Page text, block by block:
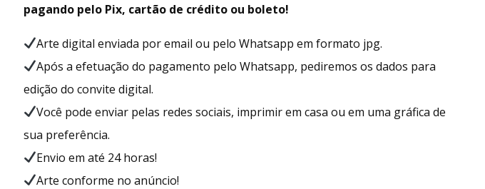
pagando pelo Pix, cartão de crédito ou boleto!
Arte digital enviada por email ou pelo Whatsapp em formato jpg.
Após a efetuação do pagamento pelo Whatsapp, pediremos os dados para
edição do convite digital.
Você pode enviar pelas redes sociais, imprimir em casa ou em uma gráfica de
sua preferência.
Envio em até 24 horas!
Arte conforme no anúncio!